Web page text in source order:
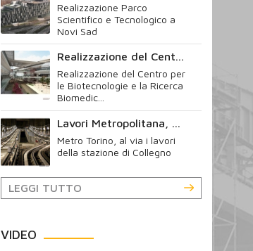
Realizzazione Parco
Scientifico e Tecnologico a
Novi Sad
Realizzazione del Cent...
Realizzazione del Centro per
le Biotecnologie e la Ricerca
Biomedic...
Lavori Metropolitana, ...
Metro Torino, al via i lavori
della stazione di Collegno
LEGGI TUTTO
VIDEO